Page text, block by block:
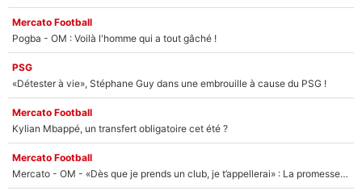
Mercato Football
Pogba - OM : Voilà l'homme qui a tout gâché !
PSG
«Détester à vie», Stéphane Guy dans une embrouille à cause du PSG !
Mercato Football
Kylian Mbappé, un transfert obligatoire cet été ?
Mercato Football
Mercato - OM - «Dès que je prends un club, je t’appellerai» : La promesse de Marcelino au moment de claquer la porte